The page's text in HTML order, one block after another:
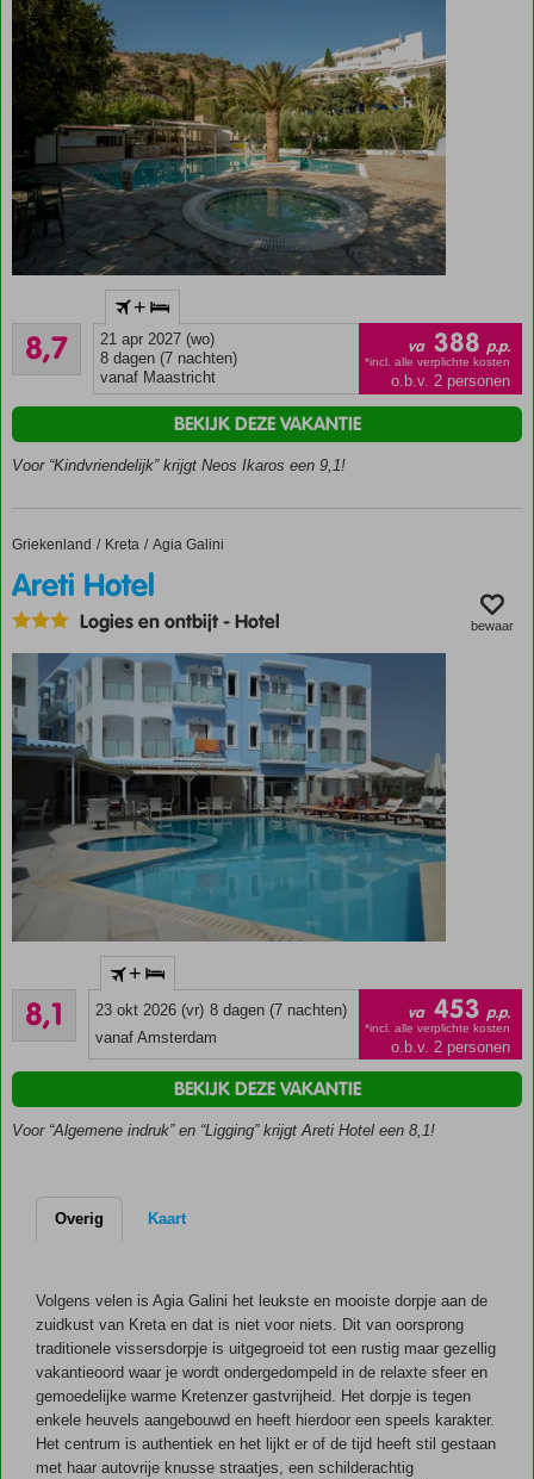
uitvalsbasis
om Kreta te
zien
bij het
en
Galini
Kleinschalig
Gratis
wifi
8,7
Aanrader
126
beoordelingen
+
21 apr 2027 (wo)
8 dagen (7 nachten)
vanaf Maastricht
va 388 p.p.
*incl. alle verplichte kosten
o.b.v. 2 personen
Voor “Kindvriendelijk” krijgt Neos Ikaros een 9,1!
BEKIJK DEZE VAKANTIE
Home
Griekenland Kreta Agia Galini
Areti Hotel
Areti Hotel
Logies en ontbijt-Hotel bewaar
Exclusief
Corendon
Vlak bij
Agia
met zee-
of
ook
mogelijk
8,1
Zeer goed
88
beoordelingen
+
23 okt 2026 (vr) 8 dagen (7 nachten)
vanaf Amsterdam
va 453 p.p.
*incl. alle verplichte kosten
o.b.v. 2 personen
Voor “Algemene indruk” en “Ligging” krijgt Areti Hotel een 8,1!
BEKIJK DEZE VAKANTIE
Overig Kaart
Volgens velen is Agia Galini het leukste en mooiste dorpje aan de
zuidkust van Kreta en dat is niet voor niets. Dit van oorsprong
traditionele vissersdorpje is uitgegroeid tot een rustig maar gezellig
vakantieoord waar je wordt ondergedompeld in de relaxte sfeer en
gemoedelijke warme Kretenzer gastvrijheid. Het dorpje is tegen
enkele heuvels aangebouwd en heeft hierdoor een speels karakter.
Het centrum is authentiek en het lijkt er of de tijd heeft stil gestaan
met haar autovrije knusse straatjes, een schilderachtig